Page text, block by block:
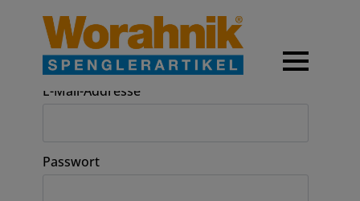
Anmeldung
E-Mail-Addresse
Passwort